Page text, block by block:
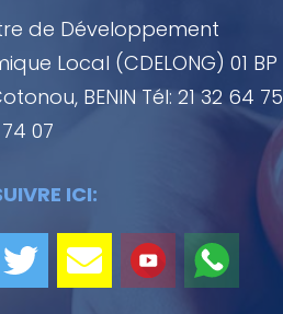
de Développement
Local (CDELONG) 01 BP
BENIN Tél: 21 32 64 75
07
ICI: